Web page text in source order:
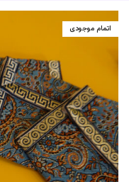
اتمام موجودی